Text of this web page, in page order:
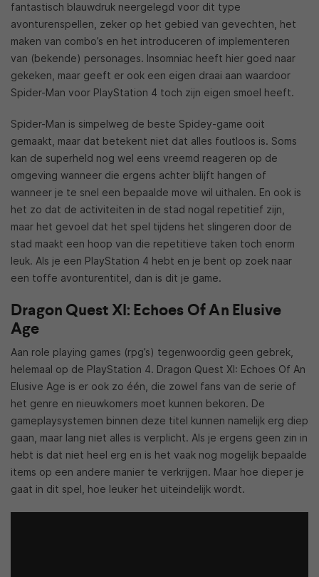
fantastisch blauwdruk neergelegd voor dit type
avonturenspellen, zeker op het gebied van gevechten, het
maken van combo’s en het introduceren of implementeren
van (bekende) personages. Insomniac heeft hier goed naar
gekeken, maar geeft er ook een eigen draai aan waardoor
Spider-Man voor PlayStation 4 toch zijn eigen smoel heeft.
Spider-Man is simpelweg de beste Spidey-game ooit
gemaakt, maar dat betekent niet dat alles foutloos is. Soms
kan de superheld nog wel eens vreemd reageren op de
omgeving wanneer die ergens achter blijft hangen of
wanneer je te snel een bepaalde move wil uithalen. En ook is
het zo dat de activiteiten in de stad nogal repetitief zijn,
maar het gevoel dat het spel tijdens het slingeren door de
stad maakt een hoop van die repetitieve taken toch enorm
leuk. Als je een PlayStation 4 hebt en je bent op zoek naar
een toffe avonturentitel, dan is dit je game.
Dragon Quest XI: Echoes Of An Elusive
Age
Aan role playing games (rpg’s) tegenwoordig geen gebrek,
helemaal op de PlayStation 4. Dragon Quest XI: Echoes Of An
Elusive Age is er ook zo één, die zowel fans van de serie of
het genre en nieuwkomers moet kunnen bekoren. De
gameplaysystemen binnen deze titel kunnen namelijk erg diep
gaan, maar lang niet alles is verplicht. Als je ergens geen zin in
hebt is dat niet heel erg en is het vaak nog mogelijk bepaalde
items op een andere manier te verkrijgen. Maar hoe dieper je
gaat in dit spel, hoe leuker het uiteindelijk wordt.